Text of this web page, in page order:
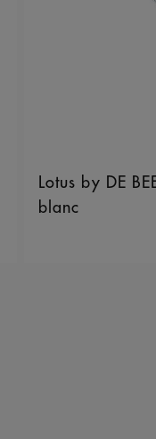
Lotus by DE
blanc